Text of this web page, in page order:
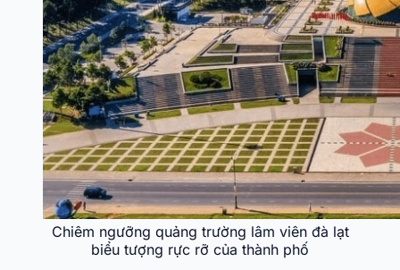
Chiêm ngưỡng quảng trường lâm viên đà lạt
biểu tượng rực rỡ của thành phố